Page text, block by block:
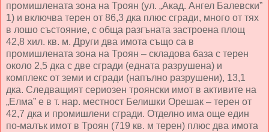
промишлената зона на Троян (ул. „Акад. Ангел Балевски”
1) и включва терен от 86,3 дка плюс сгради, много от тях
в лошо състояние, с обща разгъната застроена площ
42,8 хил. кв. м. Други два имота също са в
промишлената зона на Троян – складова база с терен
около 2,5 дка с две сгради (едната разрушена) и
комплекс от земи и сгради (напълно разрушени), 13,1
дка. Следващият сериозен троянски имот в активите на
„Елма” е в т. нар. местност Белишки Орешак – терен от
42,7 дка и промишлени сгради. Отделно има още един
по-малък имот в Троян (719 кв. м терен) плюс два имота